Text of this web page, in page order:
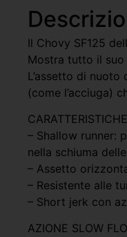
Il Chovy SF125
Mostra tutto il suo
L’assetto di
(come l’acciuga)
– Shallow runner:
nella schiuma
– Assetto
– Resistente alle
– Short jerk con
AZIONE SLOW